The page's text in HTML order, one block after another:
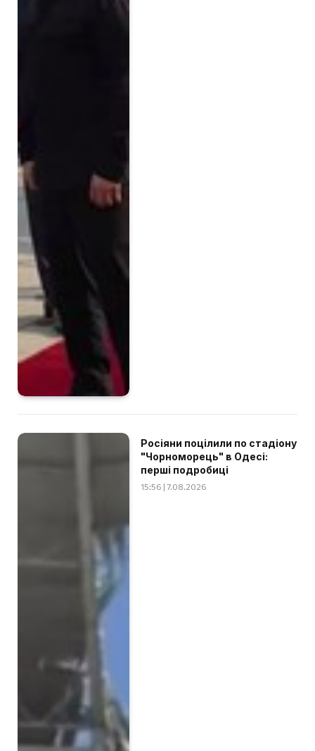
Росіяни поцілили по стадіону
"Чорноморець" в Одесі:
перші подробиці
15:56 | 7.08.2026